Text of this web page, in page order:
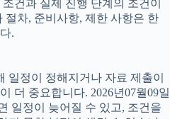
건과 실제 진행 단계의 조건이
절차, 준비사항, 제한 사항은 한
.
일정이 정해지거나 자료 제출이
더 중요합니다. 2026년07월09일
일정이 늦어질 수 있고, 조건을